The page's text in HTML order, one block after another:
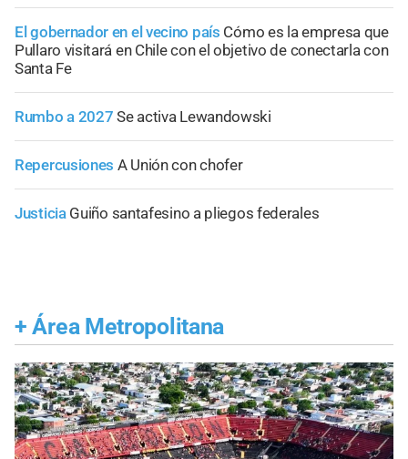
El gobernador en el vecino país Cómo es la empresa que
Pullaro visitará en Chile con el objetivo de conectarla con
Santa Fe
Rumbo a 2027 Se activa Lewandowski
Repercusiones A Unión con chofer
Justicia Guiño santafesino a pliegos federales
+ Área Metropolitana